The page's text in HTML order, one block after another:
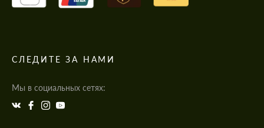
СЛЕДИТЕ ЗА НАМИ
Мы в социальных сетях: